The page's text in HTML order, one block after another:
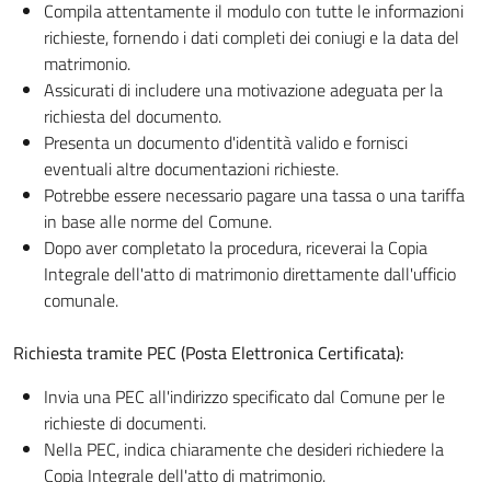
Compila attentamente il modulo con tutte le informazioni
richieste, fornendo i dati completi dei coniugi e la data del
matrimonio.
Assicurati di includere una motivazione adeguata per la
richiesta del documento.
Presenta un documento d'identità valido e fornisci
eventuali altre documentazioni richieste.
Potrebbe essere necessario pagare una tassa o una tariffa
in base alle norme del Comune.
Dopo aver completato la procedura, riceverai la Copia
Integrale dell'atto di matrimonio direttamente dall'ufficio
comunale.
Richiesta tramite PEC (Posta Elettronica Certificata):
Invia una PEC all'indirizzo specificato dal Comune per le
richieste di documenti.
Nella PEC, indica chiaramente che desideri richiedere la
Copia Integrale dell'atto di matrimonio.